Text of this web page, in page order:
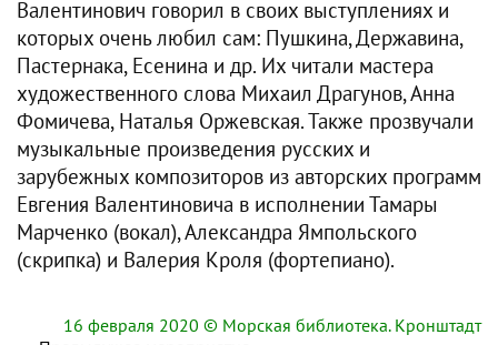
Валентинович говорил в своих выступлениях и
которых очень любил сам: Пушкина, Державина,
Пастернака, Есенина и др. Их читали мастера
художественного слова Михаил Драгунов, Анна
Фомичева, Наталья Оржевская. Также прозвучали
музыкальные произведения русских и
зарубежных композиторов из авторских программ
Евгения Валентиновича в исполнении Тамары
Марченко (вокал), Александра Ямпольского
(скрипка) и Валерия Кроля (фортепиано).
16 февраля 2020 © Морская библиотека. Кронштадт